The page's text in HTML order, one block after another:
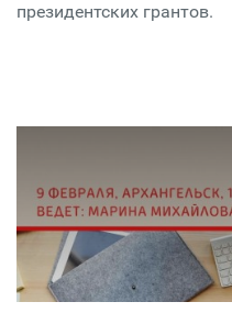
президентских грантов.